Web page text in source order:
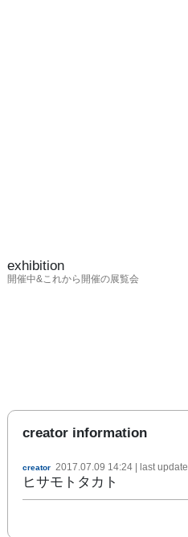
exhibition
開催中&これから開催の展覧会
creator information
creator 2017.07.09 14:24 | last update
ヒサモトタカト